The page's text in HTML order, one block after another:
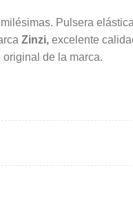
Pulsera
Zinzi,excelente
de la marca.